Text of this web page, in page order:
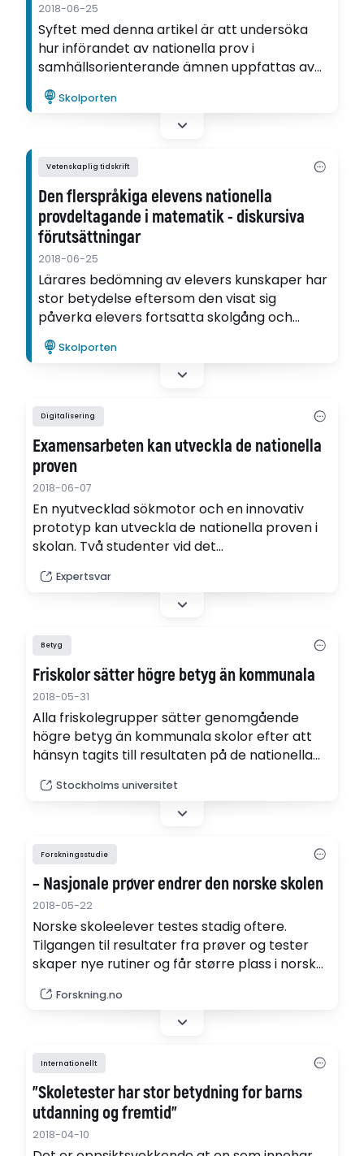
2018-06-25
Syftet med denna artikel är att undersöka
hur införandet av nationella prov i
samhällsorienterande ämnen uppfattas av
lärare, och hur detta kan förstås ur
styrnings- och professionsperspektiv.
Upplever SO-lärarna proven huvudsakligen
professionen?
Skolporten
Vetenskaplig tidskrift
Den flerspråkiga elevens nationella
provdeltagande i matematik - diskursiva
förutsättningar
2018-06-25
Lärares bedömning av elevers kunskaper har
stor betydelse eftersom den visat sig
påverka elevers fortsatta skolgång och
utbildning. Därför är forskning om
förutsättningarna för bedömningspraktiken
önskvärd - inte minst då resultaten i denna
missgynnad grupp vid testtillfället.
Skolporten
Digitalisering
Examensarbeten kan utveckla de nationella
proven
2018-06-07
En nyutvecklad sökmotor och en innovativ
prototyp kan utveckla de nationella proven i
skolan. Två studenter vid det
Mittuniversitetet har i sina examensarbeten
tagit fram förslag på hur grundskolan kan
de nationella proven.
Expertsvar
Betyg
Friskolor sätter högre betyg än kommunala
2018-05-31
Alla friskolegrupper sätter genomgående
högre betyg än kommunala skolor efter att
hänsyn tagits till resultaten på de nationella
professor Jonas Vlachos, nationalekonom vid
Stockholms universitet och Institutet för
Stockholms universitet
Forskningsstudie
– Nasjonale prøver endrer den norske skolen
2018-05-22
Norske skoleelever testes stadig oftere.
Tilgangen til resultater fra prøver og tester
skaper nye rutiner og får større plass i norske
Forskning.no
Internationellt
"Skoletester har stor betydning for barns
utdanning og fremtid"
2018-04-10